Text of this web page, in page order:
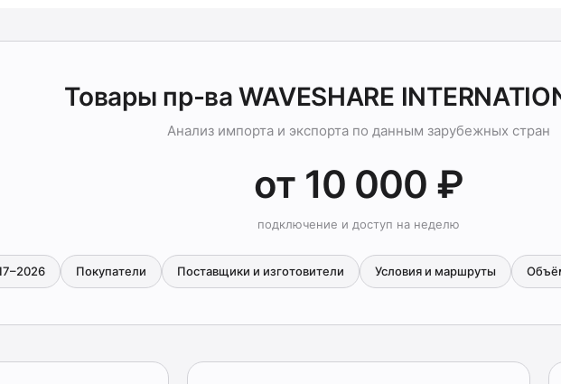
Товары пр-ва WAVESHARE
Анализ импорта и экспорта по данным зарубежных стран
от 10 000 ₽
подключение и доступ на неделю
Покупатели Поставщики и изготовители Условия и маршруты